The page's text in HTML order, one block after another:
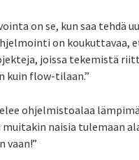
on se, kun saa tehdä
on koukuttavaa,
joissa tekemistä
kuin flow-tilaan.”
ohjelmistoalaa
muitakin naisia tulemaan
vaan!”